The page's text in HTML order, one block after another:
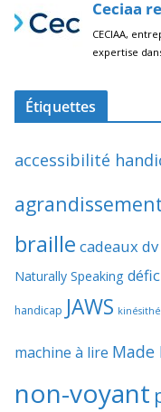
Étiquettes
accessibilité
braille cadeaux dv
Naturally Speaking
handicap JAWS
machine à lire Made
non-voyant